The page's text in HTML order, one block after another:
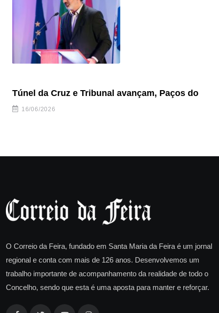
Túnel da Cruz e Tribunal avançam, Paços do
16/06/2026
O Correio da Feira, fundado em Santa Maria da Feira é um jornal
regional e conta com mais de 126 anos. Desenvolvemos um
trabalho importante de acompanhamento da realidade de todo o
Concelho, sendo que esta é uma aposta para manter e reforçar.